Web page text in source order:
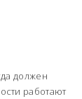
должен
работают